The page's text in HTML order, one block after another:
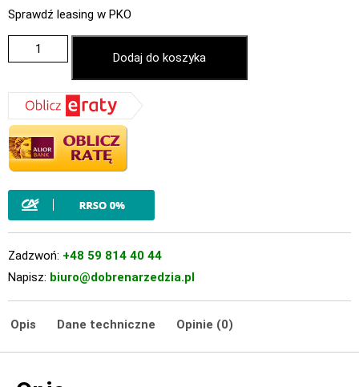
Sprawdź leasing w PKO
Dodaj do koszyka
Zadzwoń: +48 59 814 40 44
Napisz: biuro@dobrenarzedzia.pl
Opis Dane techniczne Opinie (0)